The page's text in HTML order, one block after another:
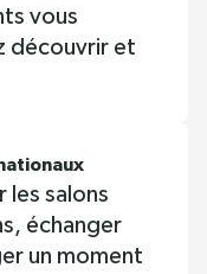
vous
découvrir et
les salons
échanger
un moment